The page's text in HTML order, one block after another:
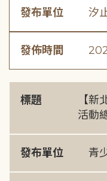
發布單位 汐
發佈時間
標題
【新
活動
發布單位 青